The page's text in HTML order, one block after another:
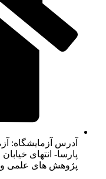
آدرس آزمایشگاه:
پارسا- انتهای
پژوهش های علمی